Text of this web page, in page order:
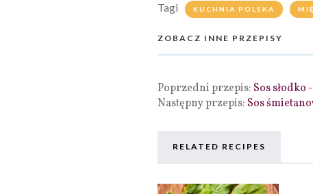
Tagi KUCHNIA POLSKA
ZOBACZ INNE PRZEPISY
Poprzedni przepis: Sos słodko
Następny przepis: Sos
RELATED RECIPES